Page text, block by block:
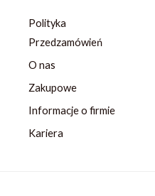
Polityka
Przedzamówień
O nas
Zakupowe
Informacje o firmie
Kariera